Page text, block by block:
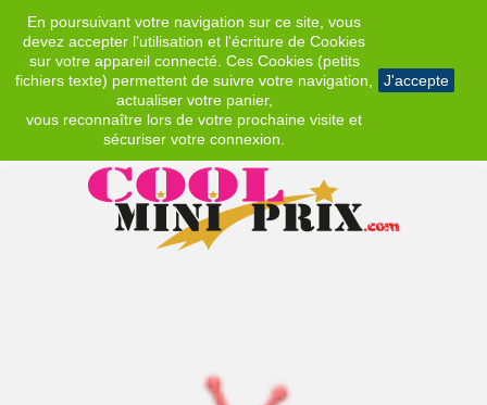
En poursuivant votre navigation sur ce site, vous
devez accepter l’utilisation et l'écriture de Cookies
sur votre appareil connecté. Ces Cookies (petits
fichiers texte) permettent de suivre votre navigation,
actualiser votre panier,
vous reconnaître lors de votre prochaine visite et
sécuriser votre connexion.
J'accepte
EUR